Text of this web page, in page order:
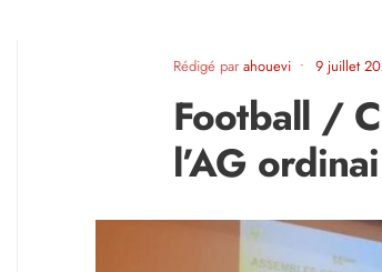
Rédigé parahouevi • 9 juillet
Football /
l’AG